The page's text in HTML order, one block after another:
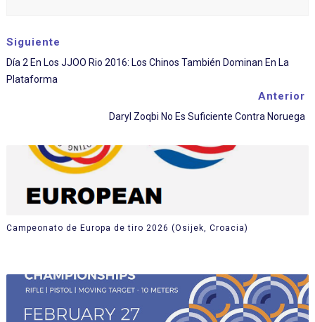
Siguiente
Día 2 En Los JJOO Rio 2016: Los Chinos También Dominan En La
Plataforma
Anterior
Daryl Zoqbi No Es Suficiente Contra Noruega
Campeonato de Europa de tiro 2026 (Osijek, Croacia)